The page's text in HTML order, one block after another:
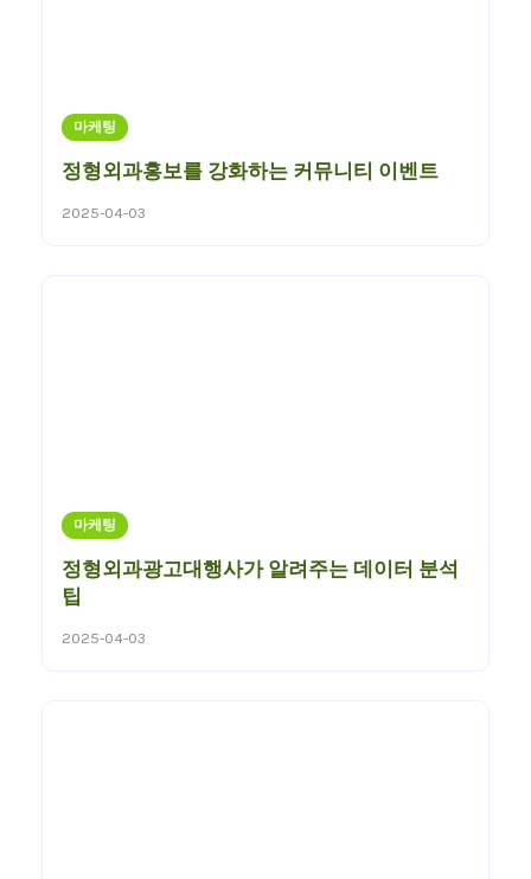
마케팅
정형외과홍보를 강화하는 커뮤니티 이벤트
2025-04-03
마케팅
정형외과광고대행사가 알려주는 데이터 분석
팁
2025-04-03